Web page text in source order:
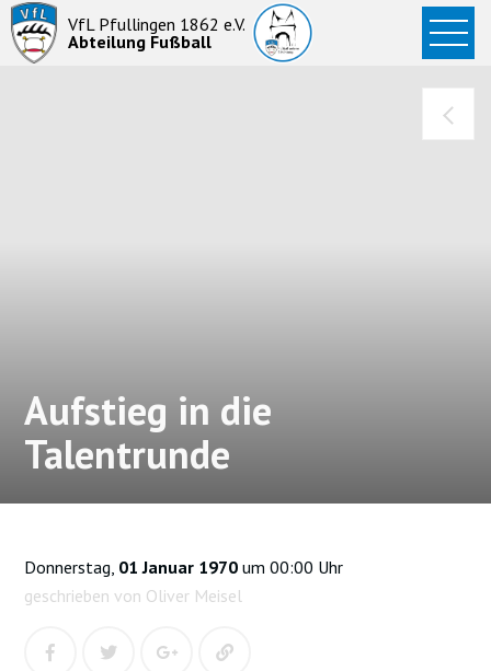
VfL Pfullingen 1862 e.V.
Abteilung Fußball
Startseite
News
Aufstieg in die
Talentrunde
Donnerstag, 01 Januar 1970 um 00:00 Uhr
geschrieben von Oliver Meisel